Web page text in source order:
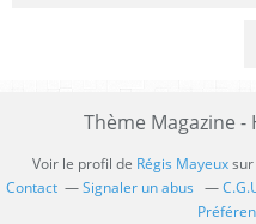
Thème Magazine
Voir le profil de Régis Mayeuxsur
Contact
Signaler un abus